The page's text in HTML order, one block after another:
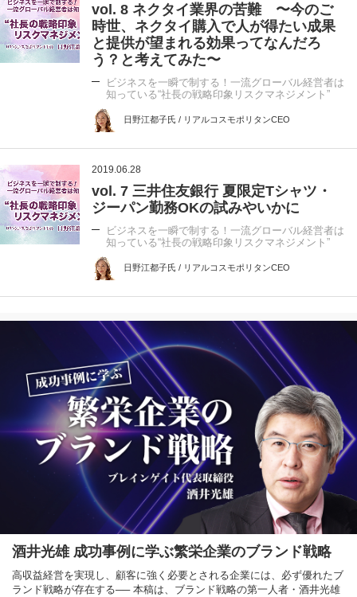
vol. 8 ネクタイ業界の苦難 〜今のご
時世、ネクタイ購入で人が得たい成果
と提供が望まれる効果ってなんだろ
う？と考えてみた〜
ビジネスを一瞬で制する！一流グローバル経営者は
知っている“社長の戦略印象リスクマネジメント”
日野江都子氏 / リアルコスモポリタンCEO
2019.06.28
vol. 7 三井住友銀行 夏限定Tシャツ・
ジーパン勤務OKの試みやいかに
ビジネスを一瞬で制する！一流グローバル経営者は
知っている“社長の戦略印象リスクマネジメント”
日野江都子氏 / リアルコスモポリタンCEO
酒井光雄 成功事例に学ぶ繁栄企業のブランド戦略
高収益経営を実現し、顧客に強く必要とされる企業には、必ず優れたブ
ランド戦略が存在する── 本稿は、ブランド戦略の第一人者・酒井光雄